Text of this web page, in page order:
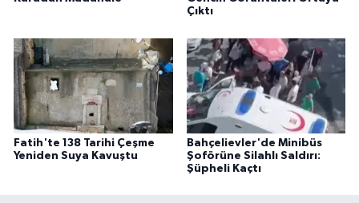
Çıktı
Fatih'te 138 Tarihi Çeşme
Yeniden Suya Kavuştu
Bahçelievler'de Minibüs
Şoförüne Silahlı Saldırı:
Şüpheli Kaçtı